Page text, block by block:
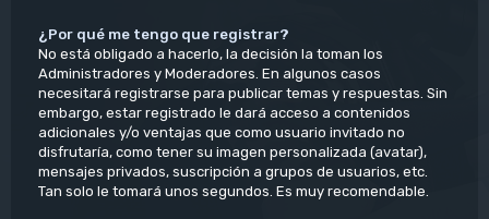
¿Por qué me tengo que registrar?
No está obligado a hacerlo, la decisión la toman los
Administradores y Moderadores. En algunos casos
necesitará registrarse para publicar temas y respuestas. Sin
embargo, estar registrado le dará acceso a contenidos
adicionales y/o ventajas que como usuario invitado no
disfrutaría, como tener su imagen personalizada (avatar),
mensajes privados, suscripción a grupos de usuarios, etc.
Tan solo le tomará unos segundos. Es muy recomendable.